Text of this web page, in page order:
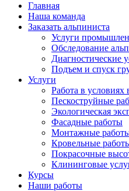
Главная
Наша команда
Заказать альпиниста
Услуги
Обследование
Диагностические
Подъем и спуск
Услуги
Работа в условиях
Пескоструйные
Экологическая
Фасадные работы
Монтажные
Кровельные
Покрасочные
Клининговые
Курсы
Наши работы